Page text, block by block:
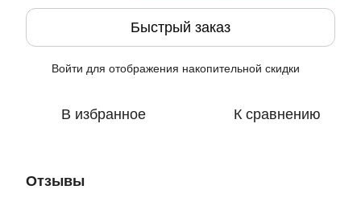
Быстрый заказ
Войти для отображения накопительной скидки
В избранное К сравнению
Отзывы